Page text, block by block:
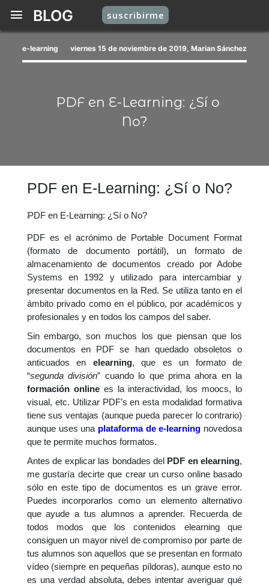
BLOG suscribirme
e-learning viernes 15 de noviembre de 2019, Marian Sánchez
PDF en E-Learning: ¿Sí o
No?
PDF en E-Learning: ¿Sí o No?
PDF es el acrónimo de Portable Document Format
(formato de documento portátil), un formato de
almacenamiento de documentos creado por Adobe
Systems en 1992 y utilizado para intercambiar y
presentar documentos en la Red. Se utiliza tanto en el
ámbito privado como en el público, por académicos y
profesionales y en todos los campos del saber.
Sin embargo, son muchos los que piensan que los
documentos en PDF se han quedado obsoletos o
anticuados en elearning, que es un formato de
“segunda división” cuando lo que prima ahora en la
formación onlinees la interactividad, los moocs, lo
visual, etc. Utilizar PDF’s en esta modalidad formativa
tiene sus ventajas (aunque pueda parecer lo contrario)
aunque uses una plataforma de e-learning novedosa
que te permite muchos formatos.
Antes de explicar las bondades del PDF en elearning,
me gustaría decirte que crear un curso online basado
sólo en este tipo de documentos es un grave error.
Puedes incorporarlos como un elemento alternativo
que ayude a tus alumnos a aprender. Recuerda de
todos modos que los contenidos elearning que
consiguen un mayor nivel de compromiso por parte de
tus alumnos son aquellos que se presentan en formato
vídeo (siempre en pequeñas píldoras), aunque esto no
es una verdad absoluta, debes intentar averiguar qué